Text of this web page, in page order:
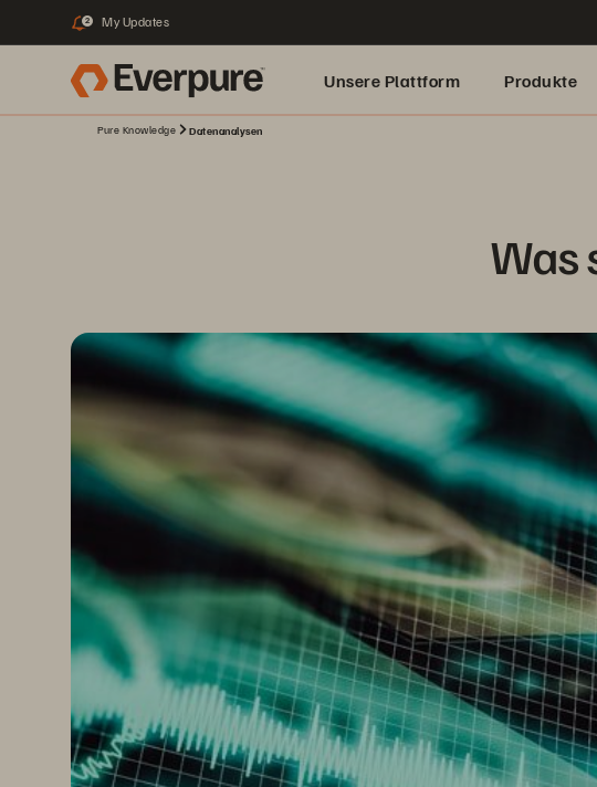
2 My Updates
Unsere Plattform Produkte
Pure Knowledge Datenanalysen
Was